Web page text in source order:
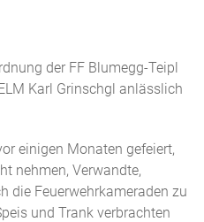
der FF Blumegg-Teipl
Karl Grinschgl anlässlich
einigen Monaten gefeiert,
nehmen, Verwandte,
die Feuerwehrkameraden zu
und Trank verbrachten